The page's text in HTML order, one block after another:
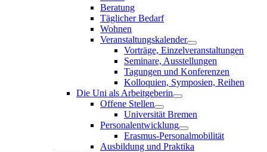
Beratung
Täglicher Bedarf
Wohnen
Veranstaltungskalender
Vorträge, Einzelveranstaltungen
Seminare, Ausstellungen
Tagungen und Konferenzen
Kolloquien, Symposien, Reihen
Die Uni als Arbeitgeberin
Offene Stellen
Universität Bremen
Personalentwicklung
Erasmus-Personalmobilität
Ausbildung und Praktika